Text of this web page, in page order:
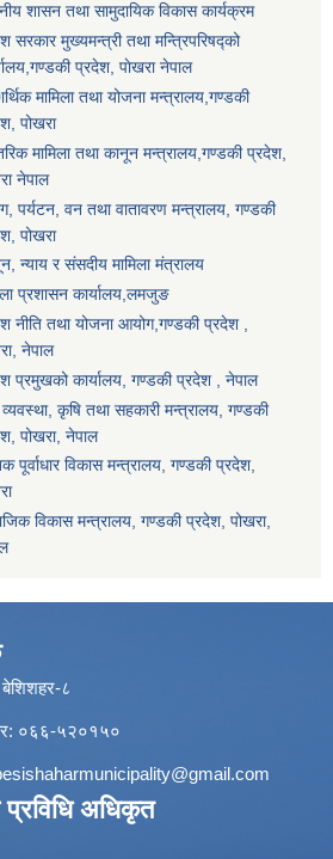
शासन तथा सामुदायिक विकास कार्यक्रम
सरकार मुख्यमन्त्री तथा मन्त्रिपरिषद्को
प्रदेश, पाेखरा नेपाल
मामिला तथा योजना मन्त्रालय,गण्डकी
पोखरा
मामिला तथा कानून मन्त्रालय,गण्डकी प्रदेश,
नेपाल
पर्यटन, वन तथा वातावरण मन्त्रालय, गण्डकी
पोखरा
न्याय र संसदीय मामिला मंत्रालय
प्रशासन कार्यालय,लमजुङ
नीति तथा योजना आयोग,गण्डकी प्रदेश ,
नेपाल
प्रमुखको कार्यालय, गण्डकी प्रदेश , नेपाल
व्यवस्था, कृषि तथा सहकारी मन्त्रालय, गण्डकी
पोखरा, नेपाल
पूर्वाधार विकास मन्त्रालय, गण्डकी प्रदेश,
विकास मन्त्रालय, गण्डकी प्रदेश, पोखरा,
८
०६६-५२०१५०
अधिकृत